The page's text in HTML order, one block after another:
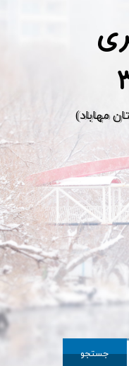
مهاباد)
جستجو